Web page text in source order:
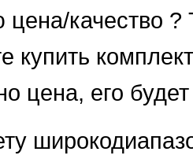
качество ?
купить
цена, его